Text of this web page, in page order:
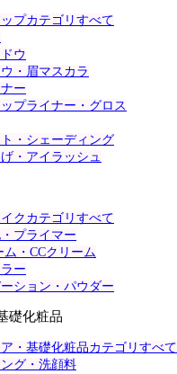
プカテゴリすべて
ウ
・眉マスカラ
ー
プライナー・グロス
・シェーディング
・アイラッシュ
クカテゴリすべて
プライマー
ム・CCクリーム
ー
ション・パウダー
礎化粧品
・基礎化粧品カテゴリすべて
グ・洗顔料